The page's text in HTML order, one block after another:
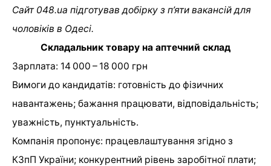
Сайт 048.ua підготував добірку з п’яти вакансій для
чоловіків в Одесі.
Складальник товару на аптечний склад
Зарплата: 14 000 – 18 000 грн
Вимоги до кандидатів: готовність до фізичних
навантажень; бажання працювати, відповідальність;
уважність, пунктуальність.
Компанія пропонує: працевлаштування згідно з
КЗпП України; конкурентний рівень заробітної плати;